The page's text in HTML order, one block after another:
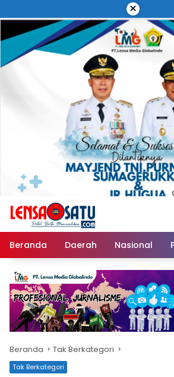
ke
konten
×
Beranda Daerah Nasional
Beranda Tak Berkategori
Tak Berkategori